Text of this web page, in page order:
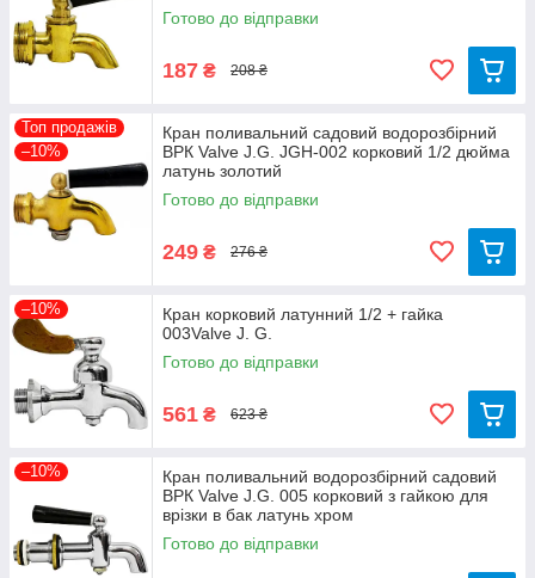
Готово до відправки
187 ₴ 208 ₴
Топ продажів
–10%
Кран поливальний садовий водорозбірний
ВРК Valve J.G. JGH-002 корковий 1/2 дюйма
латунь золотий
Готово до відправки
249 ₴ 276 ₴
–10%
Кран корковий латунний 1/2 + гайка
003Valve J. G.
Готово до відправки
561 ₴ 623 ₴
–10%
Кран поливальний водорозбірний садовий
ВРК Valve J.G. 005 корковий з гайкою для
врізки в бак латунь хром
Готово до відправки